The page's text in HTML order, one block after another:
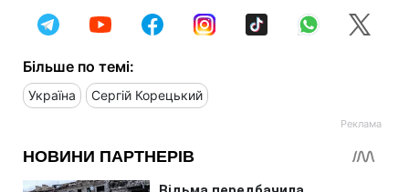
Більше по темі:
Україна Сергій Корецький